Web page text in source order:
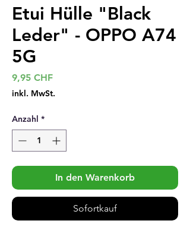
Etui Hülle "Black
Leder" - OPPO A74
5G
9,95 CHFPreis
inkl. MwSt.
Anzahl *
In den Warenkorb
Sofortkauf